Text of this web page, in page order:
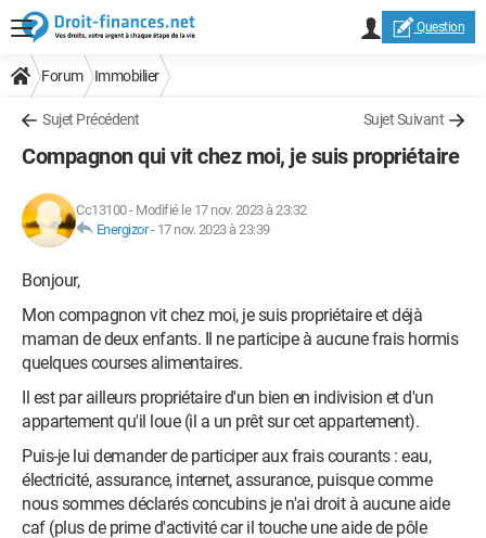
Question
Forum Immobilier
Sujet Précédent Sujet Suivant
Compagnon qui vit chez moi, je suis propriétaire
Cc13100- Modifié le 17 nov. 2023 à 23:32
Energizor- 17 nov. 2023 à 23:39
Bonjour,
Mon compagnon vit chez moi, je suis propriétaire et déjà
maman de deux enfants. Il ne participe à aucune frais hormis
quelques courses alimentaires.
Il est par ailleurs propriétaire d'un bien en indivision et d'un
appartement qu'il loue (il a un prêt sur cet appartement).
Puis-je lui demander de participer aux frais courants : eau,
électricité, assurance, internet, assurance, puisque comme
nous sommes déclarés concubins je n'ai droit à aucune aide
caf (plus de prime d'activité car il touche une aide de pôle